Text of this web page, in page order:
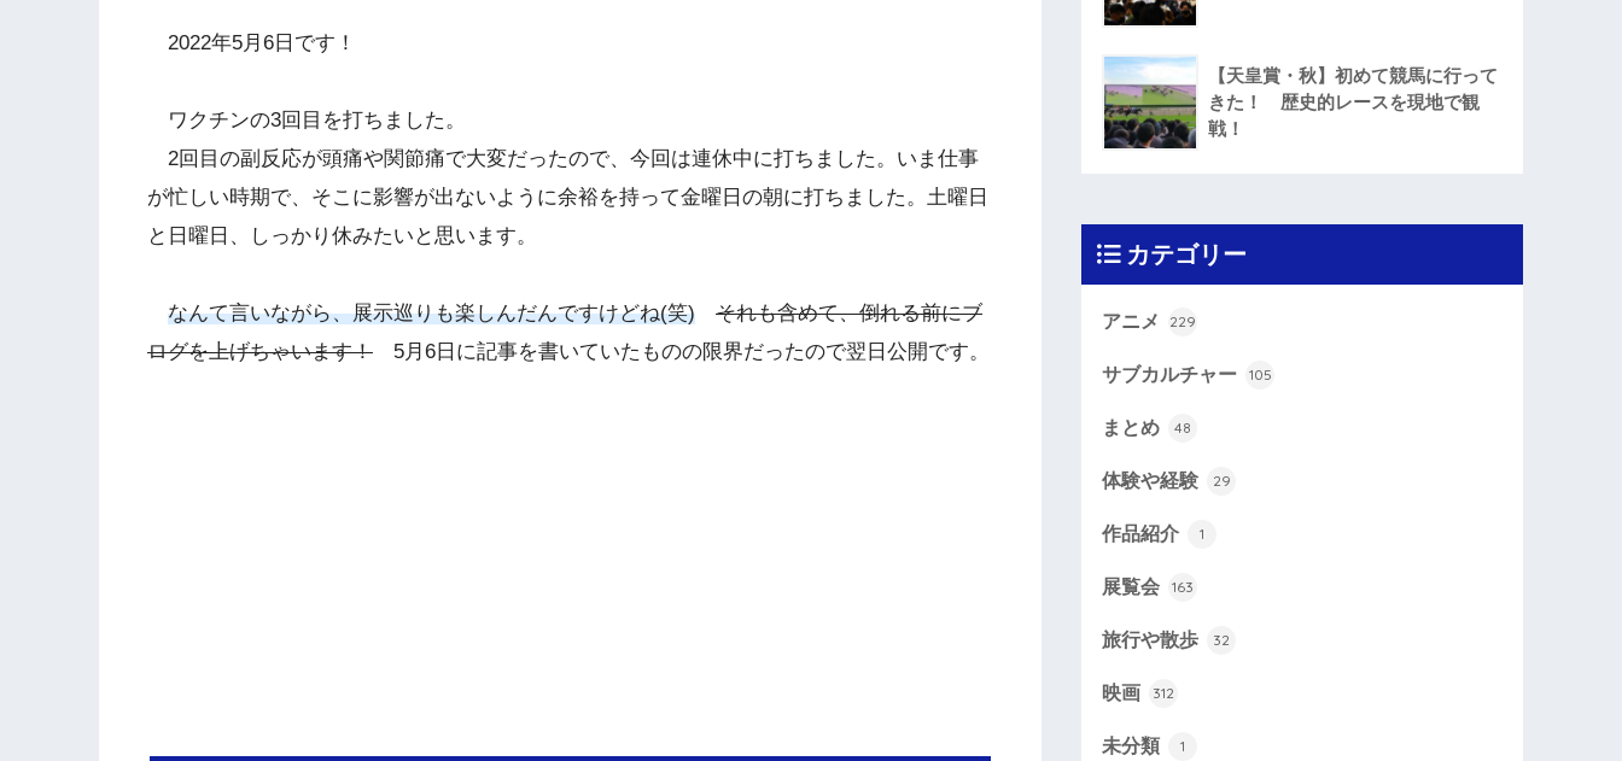
2022年5月6日です！
ワクチンの3回目を打ちました。
2回目の副反応が頭痛や関節痛で大変だったので、今回は連休中に打ちました。いま仕事
が忙しい時期で、そこに影響が出ないように余裕を持って金曜日の朝に打ちました。土曜日
と日曜日、しっかり休みたいと思います。
なんて言いながら、展示巡りも楽しんだんですけどね(笑)
それも含めて、倒れる前にブ
ログを上げちゃいます！ 5月6日に記事を書いていたものの限界だったので翌日公開です。
【天皇賞・秋】初めて競馬に行って
きた！ 歴史的レースを現地で観
戦！
カテゴリー
アニメ 229
サブカルチャー 105
まとめ 48
体験や経験 29
作品紹介 1
展覧会 163
旅行や散歩 32
映画 312
未分類 1